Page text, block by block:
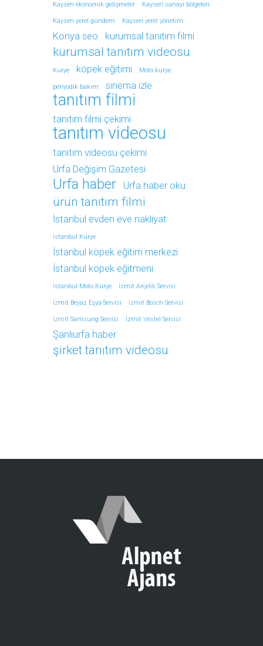
Kayseri ekonomik gelişmeler Kayseri sanayi bölgeleri
Kayseri yerel gündem Kayseri yerel yönetim
Konya seo kurumsal tanıtım filmi
kurumsal tanıtım videosu
Kurye köpek eğitimi Moto kurye
periyodik bakım sinema izle
tanıtım filmi
tanıtım filmi çekimi
tanıtım videosu
tanıtım videosu çekimi
Urfa Değişim Gazetesi
Urfa haber Urfa haber oku
ürün tanıtım filmi
İstanbul evden eve nakliyat
İstanbul Kurye
İstanbul köpek eğitim merkezi
İstanbul köpek eğitmeni
İstanbul Moto Kurye İzmit Arçelik Servisi
İzmit Beyaz Eşya Servisi İzmit Bosch Servisi
İzmit Samsung Servisi İzmit Vestel Servisi
Şanlıurfa haber
şirket tanıtım videosu